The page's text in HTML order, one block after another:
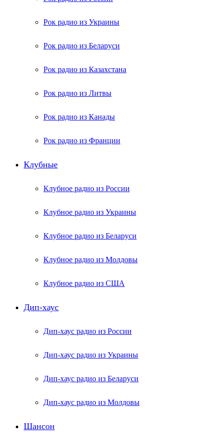
Рок радио из Украины
Рок радио из Беларуси
Рок радио из Казахстана
Рок радио из Литвы
Рок радио из Канады
Рок радио из Франции
Клубные
Клубное радио из России
Клубное радио из Украины
Клубное радио из Беларуси
Клубное радио из Молдовы
Клубное радио из США
Дип-хаус
Дип-хаус радио из России
Дип-хаус радио из Украины
Дип-хаус радио из Беларуси
Дип-хаус радио из Молдовы
Шансон